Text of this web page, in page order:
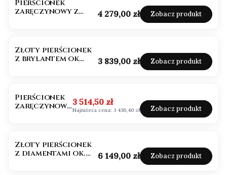
Pierścionek
zaręczynowy z
Cena
4 279,00 zł Zobacz produkt
Złoty pierścionek
z brylantem ok
Cena
3 839,00 zł Zobacz produkt
Pierścionek
zaręczynowyCena promocyjna
3 514,50 zł
Najniższa cena: 3 436,40 zł Zobacz produkt
Złoty pierścionek
z diamentami ok.
Cena
6 149,00 zł Zobacz produkt